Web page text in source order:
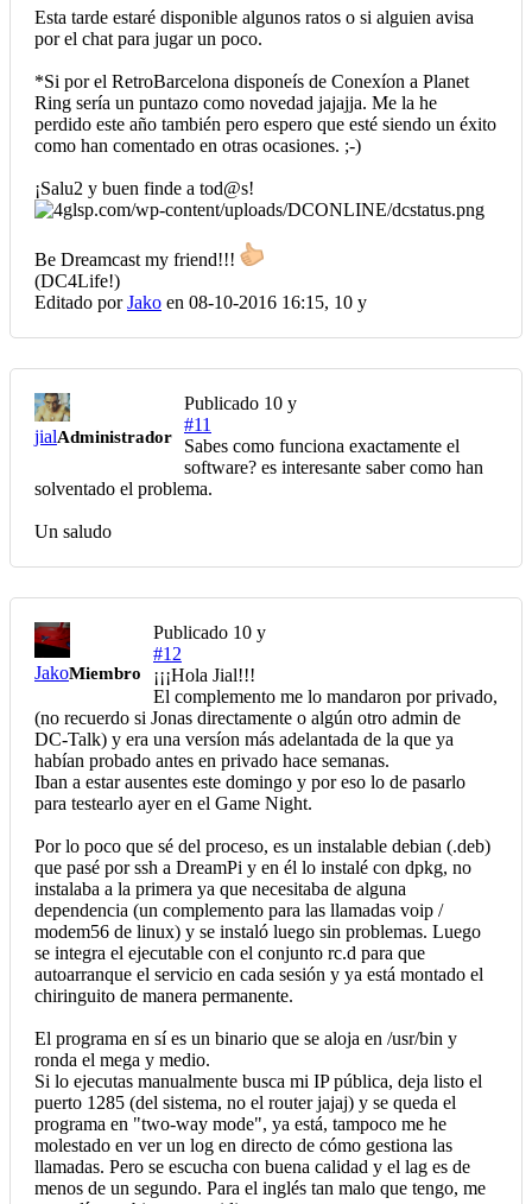
Esta tarde estaré disponible algunos ratos o si alguien avisa
por el chat para jugar un poco.
*Si por el RetroBarcelona disponeís de Conexíon a Planet
Ring sería un puntazo como novedad jajajja. Me la he
perdido este año también pero espero que esté siendo un éxito
como han comentado en otras ocasiones. ;-)
¡Salu2 y buen finde a tod@s!
Be Dreamcast my friend!!!
(DC4Life!)
Editado porJako en 08-10-2016 16:15, 10 y
jialAdministrador
Publicado 10 y
#11
Sabes como funciona exactamente el
software? es interesante saber como han
solventado el problema.
Un saludo
JakoMiembro
Publicado 10 y
#12
¡¡¡Hola Jial!!!
El complemento me lo mandaron por privado,
(no recuerdo si Jonas directamente o algún otro admin de
DC-Talk) y era una versíon más adelantada de la que ya
habían probado antes en privado hace semanas.
Iban a estar ausentes este domingo y por eso lo de pasarlo
para testearlo ayer en el Game Night.
Por lo poco que sé del proceso, es un instalable debian (.deb)
que pasé por ssh a DreamPi y en él lo instalé con dpkg, no
instalaba a la primera ya que necesitaba de alguna
dependencia (un complemento para las llamadas voip /
modem56 de linux) y se instaló luego sin problemas. Luego
se integra el ejecutable con el conjunto rc.d para que
autoarranque el servicio en cada sesión y ya está montado el
chiringuito de manera permanente.
El programa en sí es un binario que se aloja en /usr/bin y
ronda el mega y medio.
Si lo ejecutas manualmente busca mi IP pública, deja listo el
puerto 1285 (del sistema, no el router jajaj) y se queda el
programa en "two-way mode", ya está, tampoco me he
molestado en ver un log en directo de cómo gestiona las
llamadas. Pero se escucha con buena calidad y el lag es de
menos de un segundo. Para el inglés tan malo que tengo, me